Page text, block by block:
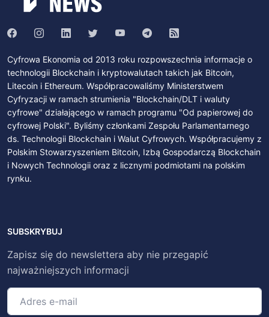
Cyfrowa Ekonomia od 2013 roku rozpowszechnia informacje o
technologii Blockchain i kryptowalutach takich jak Bitcoin,
Litecoin i Ethereum. Współpracowaliśmy Ministerstwem
Cyfryzacji w ramach strumienia "Blockchain/DLT i waluty
cyfrowe" działającego w ramach programu "Od papierowej do
cyfrowej Polski". Byliśmy członkami Zespołu Parlamentarnego
ds. Technologii Blockchain i Walut Cyfrowych. Współpracujemy z
Polskim Stowarzyszeniem Bitcoin, Izbą Gospodarczą Blockchain
i Nowych Technologii oraz z licznymi podmiotami na polskim
rynku.
SUBSKRYBUJ
Zapisz się do newslettera aby nie przegapić
najważniejszych informacji